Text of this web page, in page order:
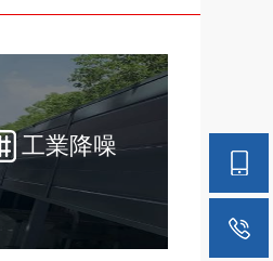
工業降噪